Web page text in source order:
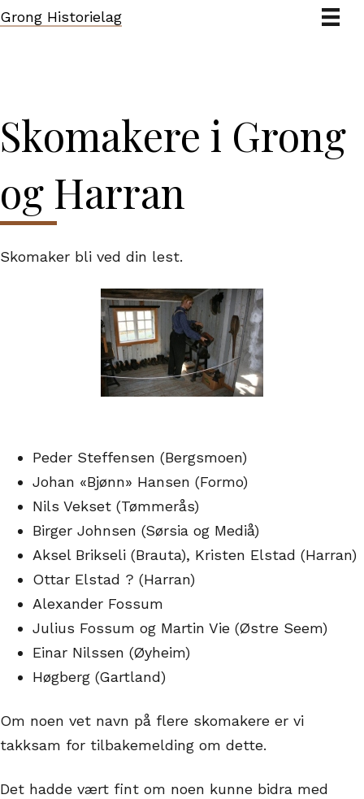
Grong Historielag
Skomakere i Grong
og Harran
Skomaker bli ved din lest.
Peder Steffensen (Bergsmoen)
Johan «Bjønn» Hansen (Formo)
Nils Vekset (Tømmerås)
Birger Johnsen (Sørsia og Mediå)
Aksel Brikseli (Brauta), Kristen Elstad (Harran)
Ottar Elstad ? (Harran)
Alexander Fossum
Julius Fossum og Martin Vie (Østre Seem)
Einar Nilssen (Øyheim)
Høgberg (Gartland)
Om noen vet navn på flere skomakere er vi
takksam for tilbakemelding om dette.
Det hadde vært fint om noen kunne bidra med